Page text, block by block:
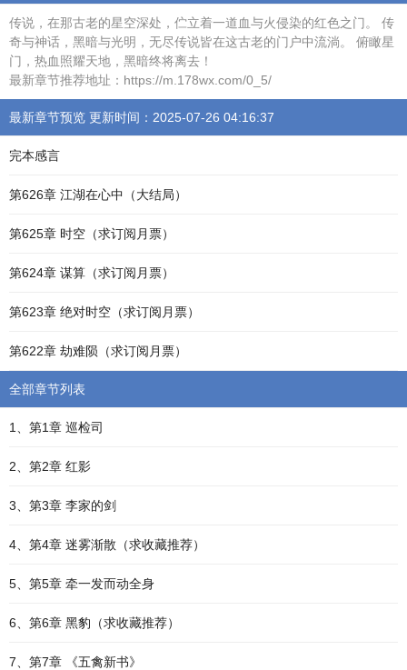
传说，在那古老的星空深处，伫立着一道血与火侵染的红色之门。 传
奇与神话，黑暗与光明，无尽传说皆在这古老的门户中流淌。 俯瞰星
门，热血照耀天地，黑暗终将离去！
最新章节推荐地址：https://m.178wx.com/0_5/
最新章节预览 更新时间：2025-07-26 04:16:37
完本感言
第626章 江湖在心中（大结局）
第625章 时空（求订阅月票）
第624章 谋算（求订阅月票）
第623章 绝对时空（求订阅月票）
第622章 劫难陨（求订阅月票）
全部章节列表
1、第1章 巡检司
2、第2章 红影
3、第3章 李家的剑
4、第4章 迷雾渐散（求收藏推荐）
5、第5章 牵一发而动全身
6、第6章 黑豹（求收藏推荐）
7、第7章 《五禽新书》